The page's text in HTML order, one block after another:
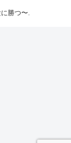
勝つ〜.